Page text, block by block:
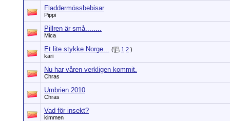
Fladdermössbebisar
Pippi
Pillren är små........
Mica
Et lite stykke Norge... ( 1 2 )
kari
Nu har våren verkligen kommit.
Chras
Umbrien 2010
Chras
Vad för insekt?
kimmen